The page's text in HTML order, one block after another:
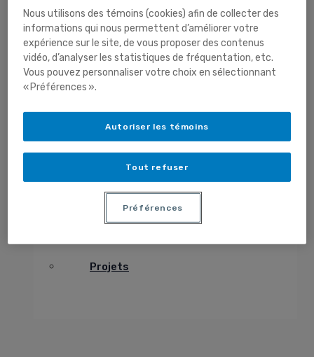
Accueil
Présentation
Projets
Nous utilisons des témoins (cookies) afin de collecter des
informations qui nous permettent d’améliorer votre
expérience sur le site, de vous proposer des contenus
vidéo, d’analyser les statistiques de fréquentation, etc.
Vous pouvez personnaliser votre choix en sélectionnant
« Préférences ».
Tout refuser
Autoriser les témoins
Préférences